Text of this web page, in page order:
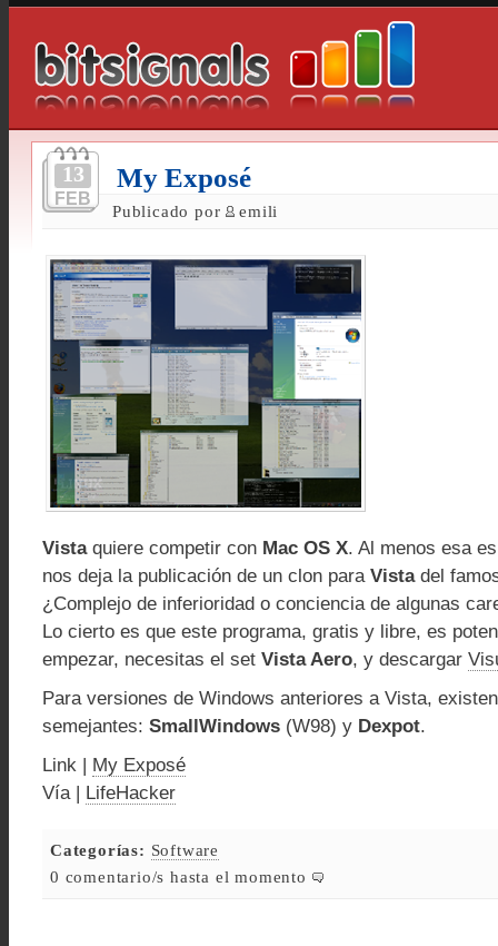
13
FEB
My Exposé
Publicado por emili
Vistaquiere competir con Mac OS X. Al menos esa
nos deja la publicación de un clon para Vistadel
¿Complejo de inferioridad o conciencia de algunas
Lo cierto es que este programa, gratis y libre, es
empezar, necesitas el set Vista Aero, y descargar
Para versiones de Windows anteriores a Vista,
semejantes: SmallWindows (W98) y Dexpot.
Link | My Exposé
Vía | LifeHacker
Categorías: Software
0 comentario/s hasta el momento